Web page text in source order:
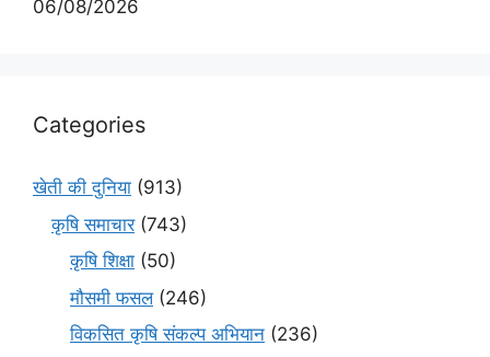
06/08/2026
Categories
खेती की दुनिया (913)
कृषि समाचार(743)
कृषि शिक्षा (50)
मौसमी फसल(246)
विकसित कृषि संकल्प अभियान (236)